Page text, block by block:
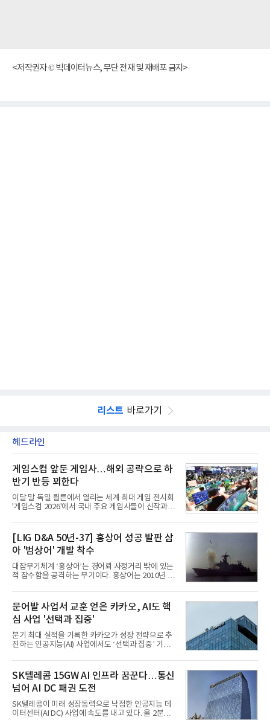
<저작권자 © 빅데이터뉴스, 무단 전재 및 재배포 금지>
리스트 바로가기
헤드라인
게임스컴 앞둔 게임사…해외 공략으로 하
반기 반등 꾀한다
이달 말 독일 쾰른에서 열리는 세계 최대 게임 전시회
'게임스컴 2026'에서 국내 주요 게임사들이 신작과 글
체별로 엇갈린 가운데 하반기 신작 흥행과 해외 시장
성과가 실적을 좌우할 핵심 변수로 떠오르고 있다.8일
업계에 따르면 올해 상반기 게임업계는 기업별 성적
표가 크게 갈렸다. 대표적으로 크래프톤은 'PUBG: 배
틀그라운드'의 안정적인 성장에 힘입어 상반기 연결
기준 매출 2조6616억원, 영업이익 9725억원으로 역
대 최대 실적을 기록했다. 엔씨도 올해 출시한 '아이온
동기 대
[LIG D&A 50년-37] 홍상어 성공 발판 삼
아 '범상어' 개발 착수
대잠무기체계 ‘홍상어’는 경어뢰 사정거리 밖에 있는
적 잠수함을 공격하는 무기이다. 홍상어는 2010년 넥
이뤄졌다. 이후 2012년 한국형 구축함(KDX-1) 이상
의 함정에 실전 배치됐다.그해 7월 해군은 동해상에서
성능 검증을 위해 홍상어 시험발사를 실시했다. 이때
홍상어가 목표 지점에서 입수한 후 표적을 타격하지
못하고 물속에서 멈춰버리는 예상 밖의 일이 벌어졌
다. 2차 품질확인 사격 시험에서도 만족스러운 결과를
얻지 못했다. 완벽한 신뢰성 확보를 위해 LIG넥스원은
분야를
문어발 사업서 교훈 얻은 카카오, AI도 핵
심 사업 '선택과 집중'
분기 최대 실적을 기록한 카카오가 성장 전략으로 추
진하는 인공지능(AI) 사업에서도 ‘선택과 집중’ 기조
라 투자에 나서는 것과 달리, 카카오는 ‘카카오톡’이
라는 플랫폼 경쟁력을 활용한 AI 에이전트 서비스에
집중하는 전략이다. 과거 무리한 사업 확장 과정에서
겪었던 시행착오를 되풀이하지 않고 핵심 역량에 집
중하겠다는 취지로 풀이된다.7일 업계에 따르면 카카
오는 올해 2분기 연결 기준 매출 2조985억원, 영업이
익 2770억원을 기록했다. 전년 동기 대비 매출과 영업
SK텔레콤 15GW AI 인프라 꿈꾼다…통신
넘어 AI DC 패권 도전
SK텔레콤이 미래 성장동력으로 낙점한 인공지능 데
이터센터(AI DC) 사업에 속도를 내고 있다. 올 2분기